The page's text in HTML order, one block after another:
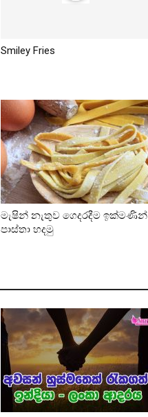
Smiley Fries
මැෂින් නැතුව ගෙදරදීම ඉක්මණින්
පාස්තා හදමු